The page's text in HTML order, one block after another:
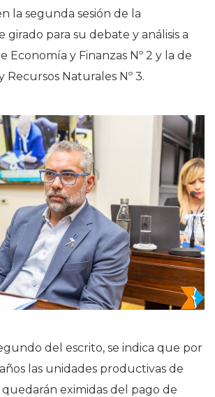
la segunda sesión de la
girado para su debate y análisis a
Economía y Finanzas Nº 2 y la de
Recursos Naturales Nº 3.
del escrito, se indica que por
las unidades productivas de
eximidas del pago de